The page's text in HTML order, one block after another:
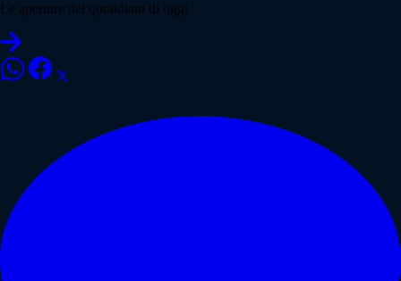
Le aperture dei quotidiani di oggi